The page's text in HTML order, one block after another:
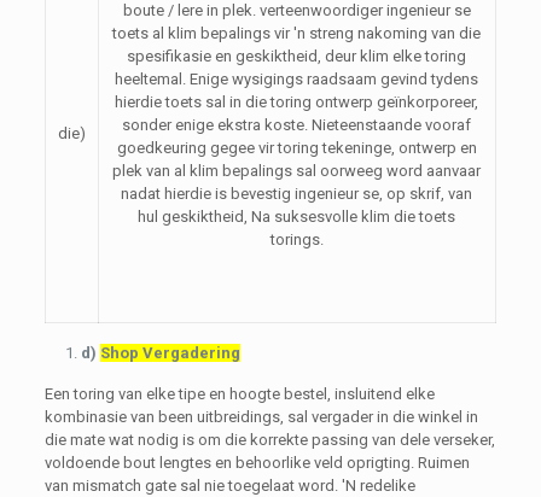
die)
boute / lere in plek. verteenwoordiger ingenieur se
toets al klim bepalings vir 'n streng nakoming van die
spesifikasie en geskiktheid, deur klim elke toring
heeltemal. Enige wysigings raadsaam gevind tydens
hierdie toets sal in die toring ontwerp geïnkorporeer,
sonder enige ekstra koste. Nieteenstaande vooraf
goedkeuring gegee vir toring tekeninge, ontwerp en
plek van al klim bepalings sal oorweeg word aanvaar
nadat hierdie is bevestig ingenieur se, op skrif, van
hul geskiktheid, Na suksesvolle klim die toets
torings.
d) Shop Vergadering
Een toring van elke tipe en hoogte bestel, insluitend elke
kombinasie van been uitbreidings, sal vergader in die winkel in
die mate wat nodig is om die korrekte passing van dele verseker,
voldoende bout lengtes en behoorlike veld oprigting. Ruimen
van mismatch gate sal nie toegelaat word. 'N redelike